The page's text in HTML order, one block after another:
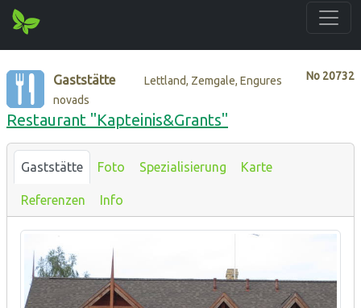
No 20732
Gaststätte
Lettland, Zemgale, Engures
novads
Restaurant "Kapteinis&Grants"
Gaststätte Foto Spezialisierung Karte
Referenzen Info